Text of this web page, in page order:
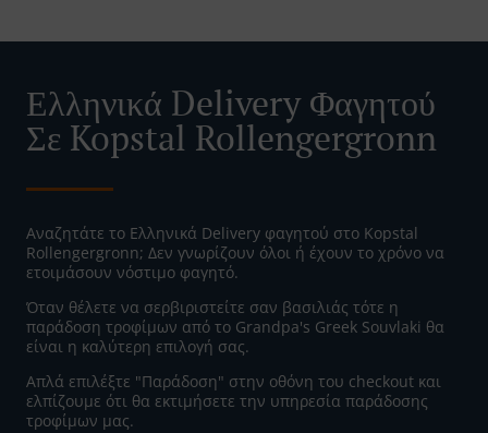
Ελληνικά Delivery Φαγητού
Σε Kopstal Rollengergronn
Αναζητάτε το Ελληνικά Delivery φαγητού στο Kopstal
Rollengergronn; Δεν γνωρίζουν όλοι ή έχουν το χρόνο να
ετοιμάσουν νόστιμο φαγητό.
Όταν θέλετε να σερβιριστείτε σαν βασιλιάς τότε η
παράδοση τροφίμων από το Grandpa's Greek Souvlaki θα
είναι η καλύτερη επιλογή σας.
Απλά επιλέξτε "Παράδοση" στην οθόνη του checkout και
ελπίζουμε ότι θα εκτιμήσετε την υπηρεσία παράδοσης
τροφίμων μας.